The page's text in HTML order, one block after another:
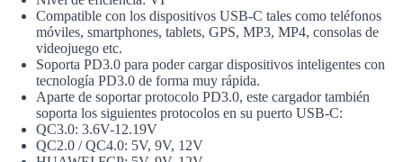
Compatible con los dispositivos USB-C tales como teléfonos
móviles, smartphones, tablets, GPS, MP3, MP4, consolas de
videojuego etc.
Soporta PD3.0 para poder cargar dispositivos inteligentes con
tecnología PD3.0 de forma muy rápida.
Aparte de soportar protocolo PD3.0, este cargador también
soporta los siguientes protocolos en su puerto USB-C:
QC3.0: 3.6V-12.19V
QC2.0 / QC4.0: 5V, 9V, 12V